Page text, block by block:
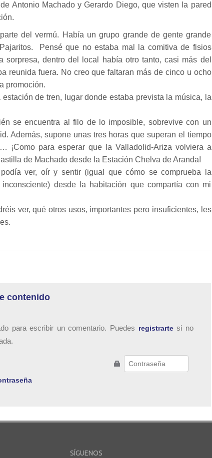
Antonio Machado y Gerardo Diego, que visten la pared
del vermú. Había un grupo grande de gente grande
Pensé que no estaba mal la comitiva de fisios
sorpresa, dentro del local había otro tanto, casi más del
reunida fuera. No creo que faltaran más de cinco u ocho
promoción.
de tren, lugar donde estaba prevista la música, la
se encuentra al filo de lo imposible, sobrevive con un
Además, supone unas tres horas que superan el tiempo
¡Como para esperar que la Valladolid-Ariza volviera a
de Machado desde la Estación Chelva de Aranda!
ver, oír y sentir (igual que cómo se comprueba la
desde la habitación que compartía con mi
ver, qué otros usos, importantes pero insuficientes, les
contenido
para escribir un comentario. Puedes registrartesi no
SÍGUENOS